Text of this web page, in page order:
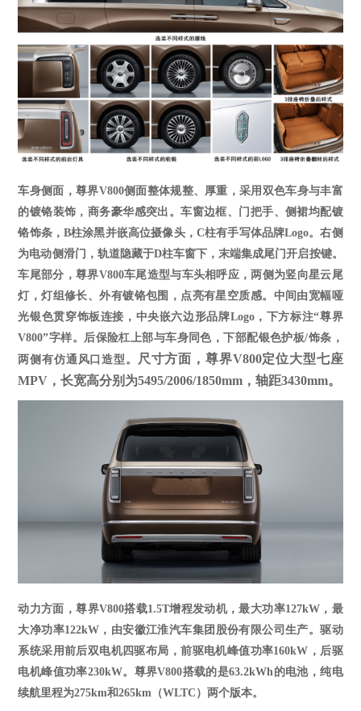
车身侧面，尊界V800侧面整体规整、厚重，采用双色车身与丰富
的镀铬装饰，商务豪华感突出。车窗边框、门把手、侧裙均配镀
铬饰条，B柱涂黑并嵌高位摄像头，C柱有手写体品牌Logo。右侧
为电动侧滑门，轨道隐藏于D柱车窗下，末端集成尾门开启按键。
车尾部分， 尊界V800车尾造型与车头相呼应，两侧为竖向星云尾
灯，灯组修长、外有镀铬包围，点亮有星空质感。中间由宽幅哑
光银色贯穿饰板连接，中央嵌六边形品牌Logo，下方标注“尊界
V800”字样。后保险杠上部与车身同色，下部配银色护板/饰条，
两侧有仿通风口造型。 尺寸方面，尊界V800定位大型七座
MPV，长宽高分别为5495/2006/1850mm，轴距3430mm。
动力方面，尊界V800搭载1.5T增程发动机，最大功率127kW，最
大净功率122kW，由安徽江淮汽车集团股份有限公司生产。驱动
系统采用前后双电机四驱布局，前驱电机峰值功率160kW，后驱
电机峰值功率230kW。 尊界V800搭载的是63.2kWh的电池，纯电
续航里程为275km和265km（WLTC）两个版本。